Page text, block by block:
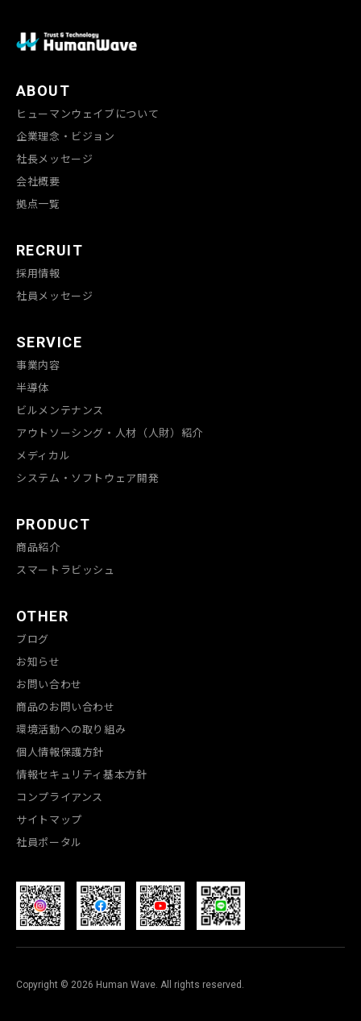
ABOUT
ヒューマンウェイブについて
企業理念・ビジョン
社長メッセージ
会社概要
拠点一覧
RECRUIT
採用情報
社員メッセージ
SERVICE
事業内容
半導体
ビルメンテナンス
アウトソーシング・人材（人財）紹介
メディカル
システム・ソフトウェア開発
PRODUCT
商品紹介
スマートラビッシュ
OTHER
ブログ
お知らせ
お問い合わせ
商品のお問い合わせ
環境活動への取り組み
個人情報保護方針
情報セキュリティ基本方針
コンプライアンス
サイトマップ
社員ポータル
Copyright © 2026 Human Wave. All rights reserved.